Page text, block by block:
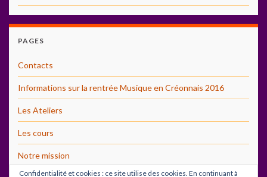
PAGES
Contacts
Informations sur la rentrée Musique en Créonnais 2016
Les Ateliers
Les cours
Notre mission
Confidentialité et cookies : ce site utilise des cookies. En continuant à